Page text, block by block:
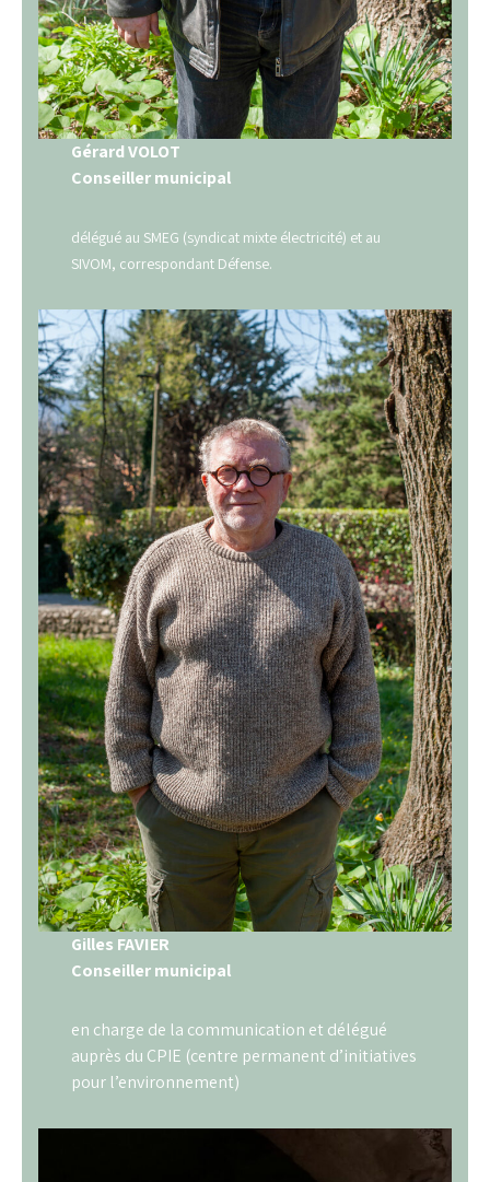
Gérard VOLOT
Conseiller municipal
délégué au SMEG (syndicat mixte électricité) et au
SIVOM, correspondant Défense.
Gilles FAVIER
Conseiller municipal
en charge de la communication et délégué
auprès du CPIE (centre permanent d’initiatives
pour l’environnement)